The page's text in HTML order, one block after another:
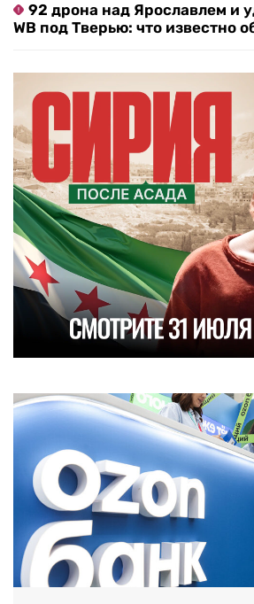
92 дрона над Ярославлем и
WB под Тверью: что известно